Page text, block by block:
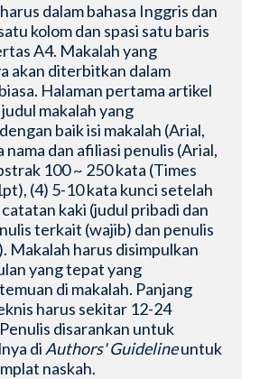
dalam bahasa Inggris dan
kolom dan spasi satu baris
A4. Makalah yang
akan diterbitkan dalam
Halaman pertama artikel
makalah yang
baik isi makalah (Arial,
nama dan afiliasi penulis (Arial,
100 ~ 250 kata (Times
(4) 5-10 kata kunci setelah
kaki (judul pribadi dan
terkait (wajib) dan penulis
Makalah harus disimpulkan
yang tepat yang
di makalah. Panjang
harus sekitar 12-24
disarankan untuk
di Authors' Guideline untuk
naskah.